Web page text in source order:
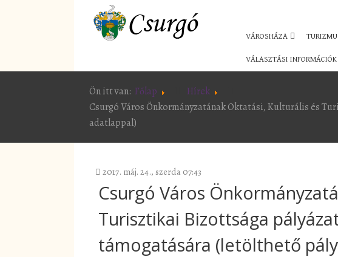
VÁROSHÁZA
VÁLASZTÁSI INFORMÁCIÓK
Ön itt van: Főlap
Hírek
Csurgó Város Önkormányzatának Oktatási, Kulturális és
adatlappal)
2017. máj. 24., szerda 07:43
Csurgó Város
Turisztikai Bizottsága
támogatására (letölthető